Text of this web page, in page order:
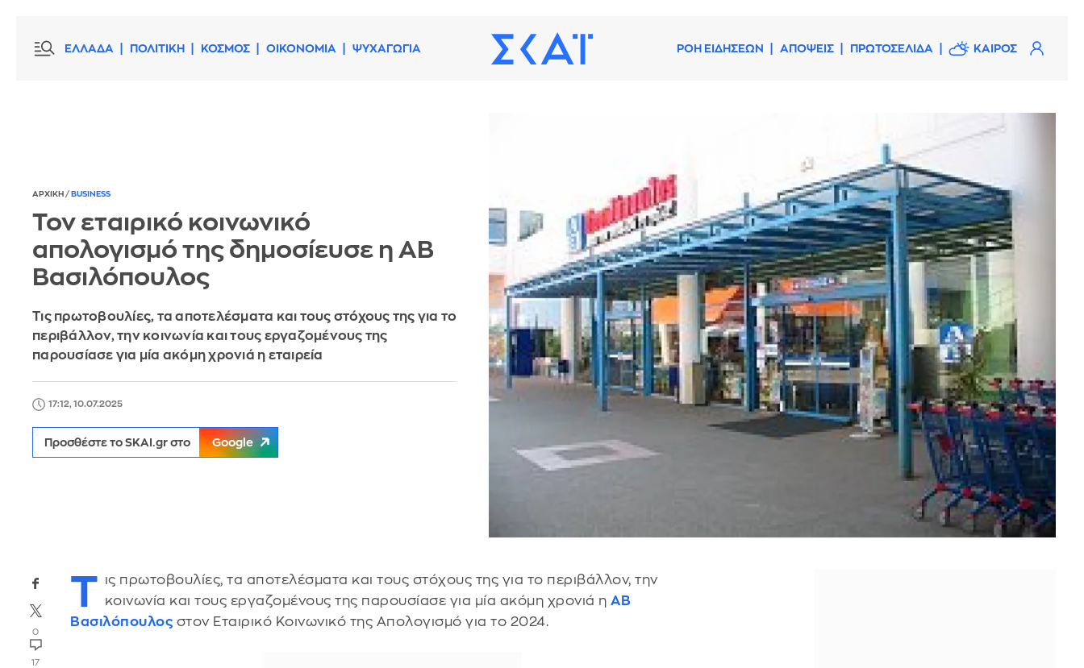
ΕΛΛΑΔΑ ΠΟΛΙΤΙΚΗ ΚΟΣΜΟΣ ΟΙΚΟΝΟΜΙΑ ΨΥΧΑΓΩΓΙΑ ΡΟΗ ΕΙΔΗΣΕΩΝ ΑΠΟΨΕΙΣ ΠΡΩΤΟΣΕΛΙΔΑ ΚΑΙΡΟΣ
ΑΡΧΙΚΗ / BUSINESS
Τον εταιρικό κοινωνικό
απολογισμό της δημοσίευσε η ΑΒ
Βασιλόπουλος
Τις πρωτοβουλίες, τα αποτελέσματα και τους στόχους της για το
περιβάλλον, την κοινωνία και τους εργαζομένους της
παρουσίασε για μία ακόμη χρονιά η εταιρεία
17:12, 10.07.2025
Προσθέστε το SKAI.gr στο Google
0
17
Τ ις πρωτοβουλίες, τα αποτελέσματα και τους στόχους της για το περιβάλλον, την
κοινωνία και τους εργαζομένους της παρουσίασε για μία ακόμη χρονιά ηΑΒ
Βασιλόπουλος στον Εταιρικό Κοινωνικό της Απολογισμό για το 2024.